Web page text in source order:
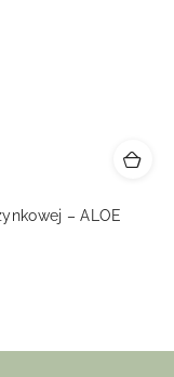
– ALOE